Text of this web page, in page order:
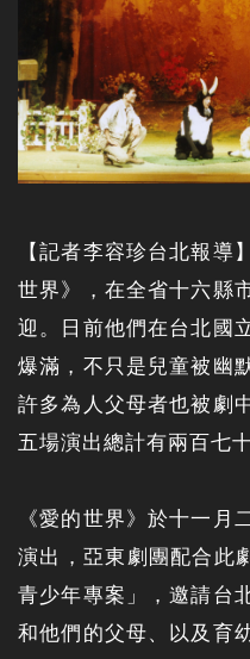
【記者李容珍台北報導
世界》，在全省十六縣
迎。日前他們在台北國
爆滿，不只是兒童被幽
許多為人父母者也被劇
五場演出總計有兩百七
《愛的世界》於十一月
演出，亞東劇團配合此
青少年專案」，邀請台
和他們的父母、以及育